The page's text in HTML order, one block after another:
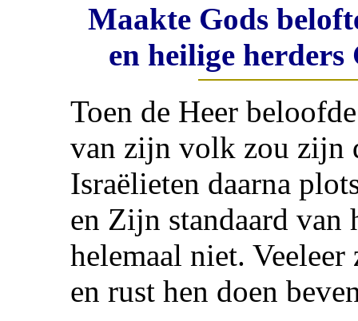
Maakte Gods
en heilige
Toen de Heer
van zijn volk zou zijn
Israëlieten daarna
en Zijn standaard van
helemaal niet.
en rust hen doen